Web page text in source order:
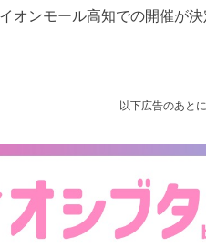
オンモール高知での開催が
以下広告のあと